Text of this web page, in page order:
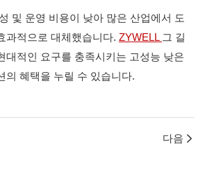
및 운영 비용이 낮아 많은 산업에서 도
과적으로 대체했습니다. ZYWELL 그 길
대적인 요구를 충족시키는 고성능 낮은
의 혜택을 누릴 수 있습니다.
다음